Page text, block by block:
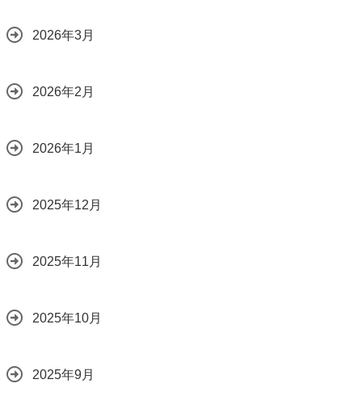
2026年3月
2026年2月
2026年1月
2025年12月
2025年11月
2025年10月
2025年9月